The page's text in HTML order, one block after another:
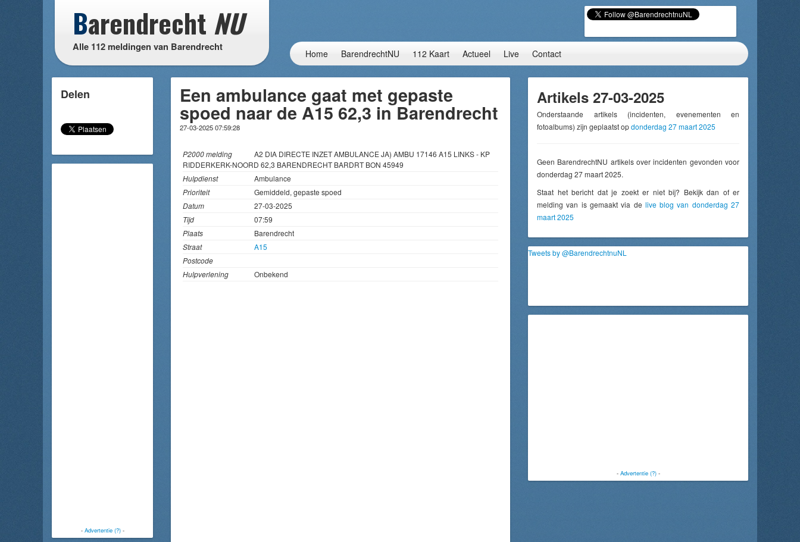
Barendrecht NU
Alle 112 meldingen van Barendrecht
Home BarendrechtNU 112 Kaart Actueel Live Contact
Delen
- Advertentie (?)-
Een ambulance gaat met gepaste
spoed naar de A15 62,3 in Barendrecht
27-03-2025 07:59:28
P2000 melding
A2 DIA DIRECTE INZET AMBULANCE JA) AMBU 17146 A15 LINKS - KP
RIDDERKERK-NOORD 62,3 BARENDRECHT BARDRT BON 45949
Hulpdienst
Ambulance
Prioriteit
Gemiddeld, gepaste spoed
Datum
27-03-2025
Tijd
07:59
Plaats
Barendrecht
Straat
A15
Postcode
Hulpverlening
Onbekend
Artikels 27-03-2025
Onderstaande artikels (incidenten, evenementen en
fotoalbums) zijn geplaatst opdonderdag 27 maart 2025
Geen BarendrechtNU artikels over incidenten gevonden voor
donderdag 27 maart 2025.
Staat het bericht dat je zoekt er niet bij? Bekijk dan of er
melding van is gemaakt via de live blog van donderdag 27
maart 2025
Tweets by @BarendrechtnuNL
- Advertentie (?)-